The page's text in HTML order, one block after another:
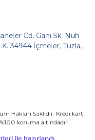
Cd. Gani Sk. Nuh
34944 İçmeler, Tuzla,
Hakları Saklıdır. Kredi kartı
koruma altındadır.